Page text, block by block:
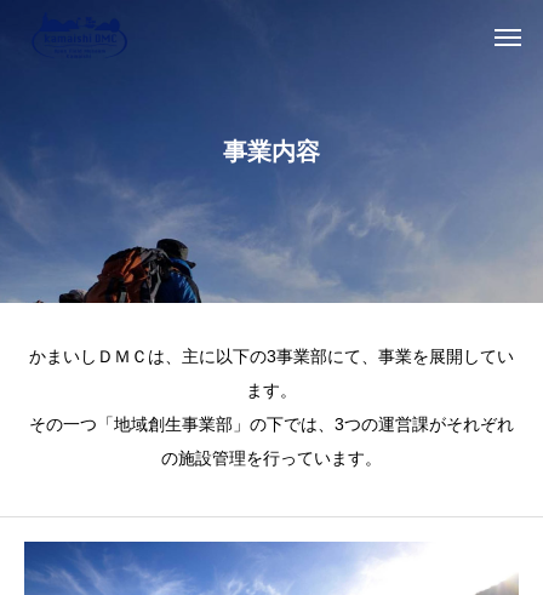
事業内容
かまいしＤＭＣは、主に以下の3事業部にて、事業を展開してい
ます。
その一つ「地域創生事業部」の下では、3つの運営課がそれぞれ
の施設管理を行っています。